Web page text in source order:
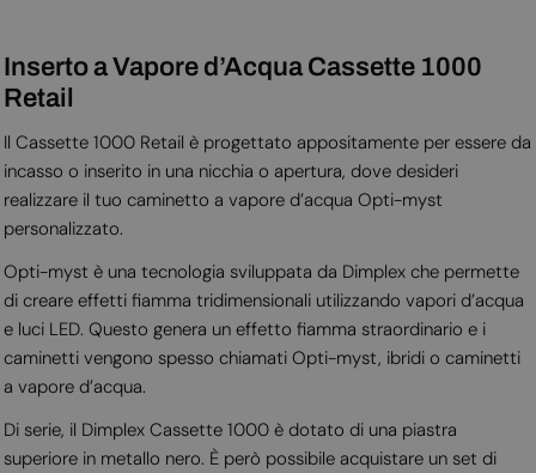
Inserto a Vapore d’Acqua Cassette 1000
Retail
Il Cassette 1000 Retail è progettato appositamente per essere da
incasso o inserito in una nicchia o apertura, dove desideri
realizzare il tuo caminetto a vapore d’acqua Opti-myst
personalizzato.
Opti-myst è una tecnologia sviluppata da Dimplex che permette
di creare effetti fiamma tridimensionali utilizzando vapori d’acqua
e luci LED. Questo genera un effetto fiamma straordinario e i
caminetti vengono spesso chiamati Opti-myst, ibridi o caminetti
a vapore d’acqua.
Di serie, il Dimplex Cassette 1000 è dotato di una piastra
superiore in metallo nero. È però possibile acquistare un set di